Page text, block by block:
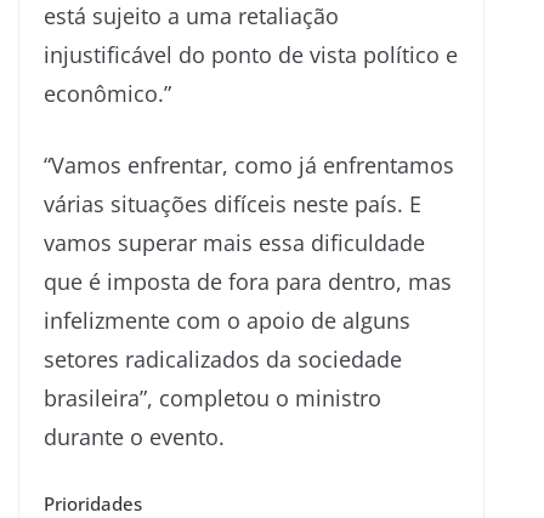
está sujeito a uma retaliação
injustificável do ponto de vista político e
econômico.”
“Vamos enfrentar, como já enfrentamos
várias situações difíceis neste país. E
vamos superar mais essa dificuldade
que é imposta de fora para dentro, mas
infelizmente com o apoio de alguns
setores radicalizados da sociedade
brasileira”, completou o ministro
durante o evento.
Prioridades